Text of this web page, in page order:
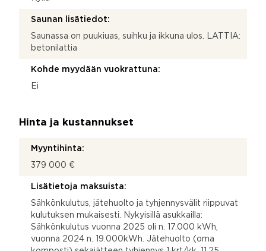
Saunan lisätiedot:
Saunassa on puukiuas, suihku ja ikkuna ulos. LATTIA:
betonilattia
Kohde myydään vuokrattuna:
Ei
Hinta ja kustannukset
Myyntihinta:
379 000 €
Lisätietoja maksuista:
Sähkönkulutus, jätehuolto ja tyhjennysvälit riippuvat
kulutuksen mukaisesti. Nykyisillä asukkailla:
Sähkönkulutus vuonna 2025 oli n. 17.000 kWh,
vuonna 2024 n. 19.000kWh. Jätehuolto (oma